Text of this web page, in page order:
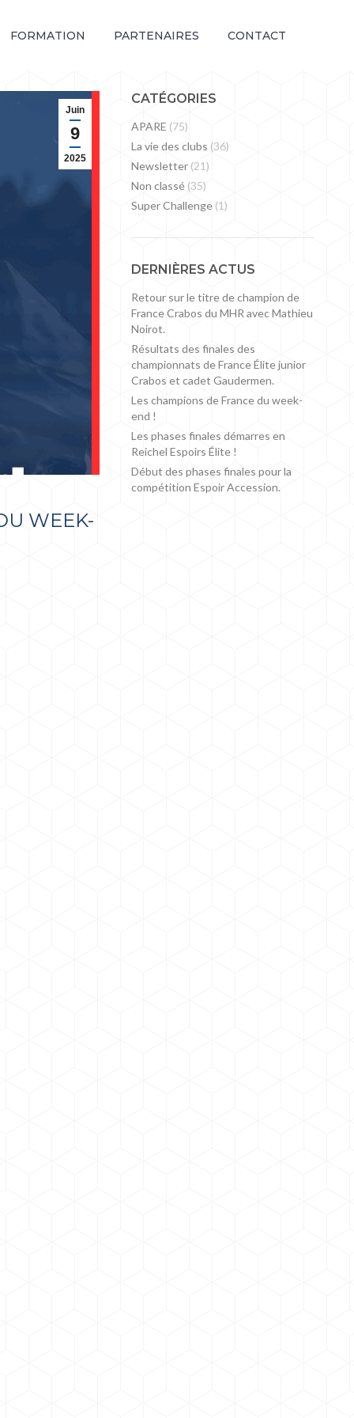
FORMATION PARTENAIRES CONTACT
Juin
9
2025
WEEK-
CATÉGORIES
APARE (75)
La vie des clubs (36)
Newsletter (21)
Non classé (35)
Super Challenge (1)
DERNIÈRES ACTUS
Retour sur le titre de champion de
France Crabos du MHR avec Mathieu
Noirot.
Résultats des finales des
championnats de France Élite junior
Crabos et cadet Gaudermen.
Les champions de France du week-
end !
Les phases finales démarres en
Reichel Espoirs Élite !
Début des phases finales pour la
compétition Espoir Accession.